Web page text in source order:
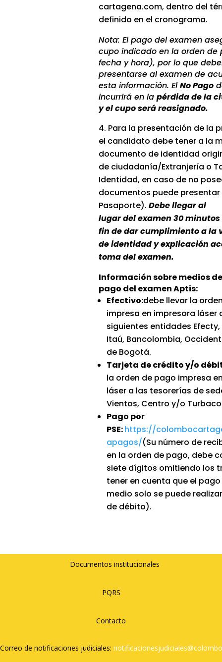
cartagena.com, dentro del
definido en el cronograma.
Nota: El pago del examen
cupo indicado en la orden de
fecha y hora), por lo que
presentarse al examen de
esta información. ElNo Pago
incurrirá en la pérdida de la
y el cupo será reasignado.
Para la presentación de la
el candidato debe tener a la
documento de identidad
de ciudadanía/Extranjería o
Identidad, en caso de no
documentos puede presentar
Pasaporte). Debe llegar al
lugar del examen 30
fin de dar cumplimiento a la
de identidad y explicación
toma del examen.
Información sobre medios de
pago del examen Aptis:
Efectivo:debe llevar la
impresa en impresora láser
siguientes entidades
Itaú, Bancolombia,
de Bogotá.
Tarjeta de crédito y/o
la orden de pago impresa
láser a las tesorerías de
Vientos, Centro y/o Turbaco
Pago por
PSE:https://
apagos/(Su número de
en la orden de pago, debe
siete dígitos omitiendo los
tener en cuenta que el
medio solo se puede
de débito).
Documentos institucionales
PQRS
Contacto
Correo de notificaciones judiciales: notificacionesjudiciales@